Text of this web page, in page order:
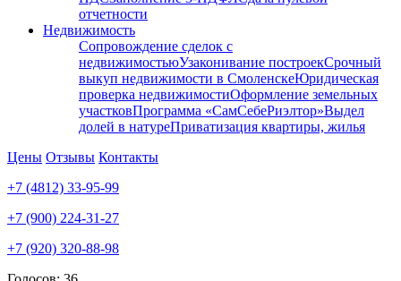
отчетности
Недвижимость
Сопровождение сделок с
недвижимостьюУзаконивание построекСрочный
выкуп недвижимости в CмоленскеЮридическая
проверка недвижимостиОформление земельных
участковПрограмма «СамСебеРиэлтор»Выдел
долей в натуреПриватизация квартиры, жилья
Цены Отзывы Контакты
+7 (4812) 33-95-99
+7 (900) 224-31-27
+7 (920) 320-88-98